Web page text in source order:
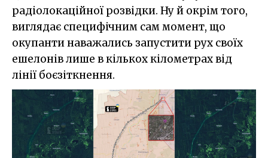
радіолокаційної розвідки. Ну й окрім того,
виглядає специфічним сам момент, що
окупанти наважались запустити рух своїх
ешелонів лише в кількох кілометрах від
лінії боєзіткнення.